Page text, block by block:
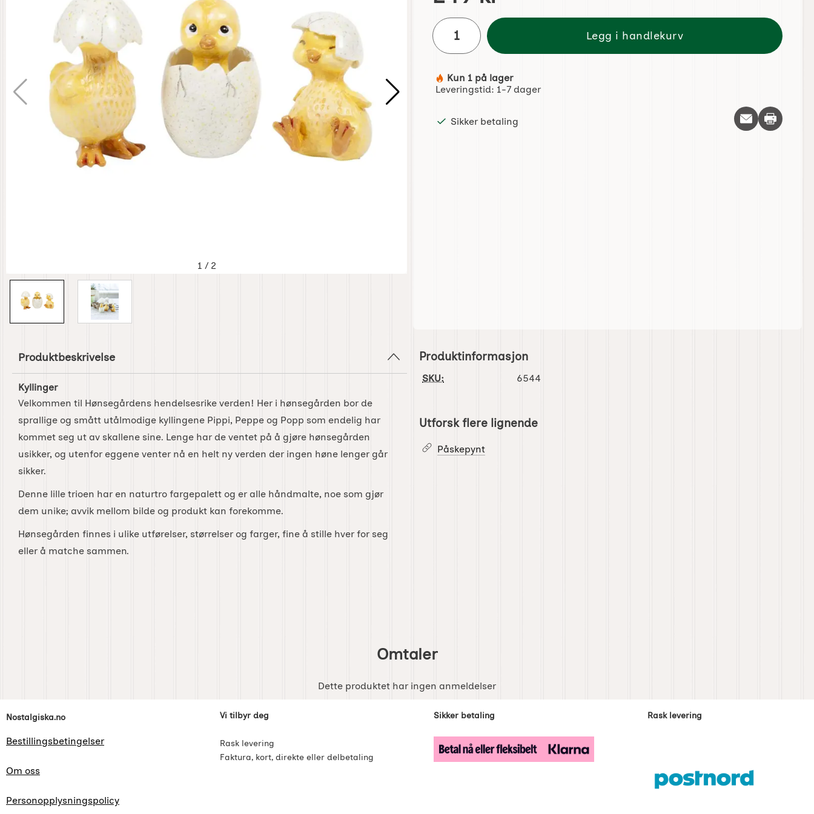
1 / 2
antall
Legg i handlekurv
Produkttilgjengelighet:
Kun 1 på lager
Leveringstid: 1-7 dager
Sikker betaling Skriv ut
Produktbeskrivelse
Kyllinger
Velkommen til Hønsegårdens hendelsesrike verden! Her i hønsegården bor de
sprallige og smått utålmodige kyllingene Pippi, Peppe og Popp som endelig har
kommet seg ut av skallene sine. Lenge har de ventet på å gjøre hønsegården
usikker, og utenfor eggene venter nå en helt ny verden der ingen høne lenger går
sikker.
Denne lille trioen har en naturtro fargepalett og er alle håndmalte, noe som gjør
dem unike; avvik mellom bilde og produkt kan forekomme.
Hønsegården finnes i ulike utførelser, størrelser og farger, fine å stille hver for seg
eller å matche sammen.
Produktinformasjon
SKU: 6544
Utforsk flere lignende
Påskepynt
Omtaler
Dette produktet har ingen anmeldelser
Footer-innhold Blandet informasjon og lenker
Nostalgiska.no
Bestillingsbetingelser
Om oss
Personopplysningspolicy
Vi tilbyr deg
Rask levering
Faktura, kort, direkte eller delbetaling
Sikker betaling Rask levering